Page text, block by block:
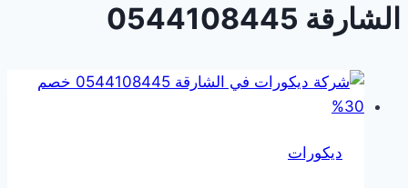
الشارقة 0544108445
ديكورات